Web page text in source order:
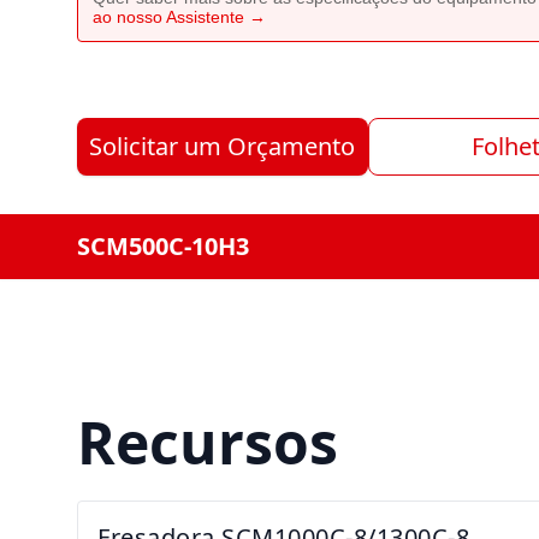
ao nosso Assistente →
Solicitar um Orçamento
SCM500C-10H3
Recursos